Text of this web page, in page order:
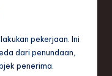
pekerjaan. Ini
dari penundaan,
penerima.